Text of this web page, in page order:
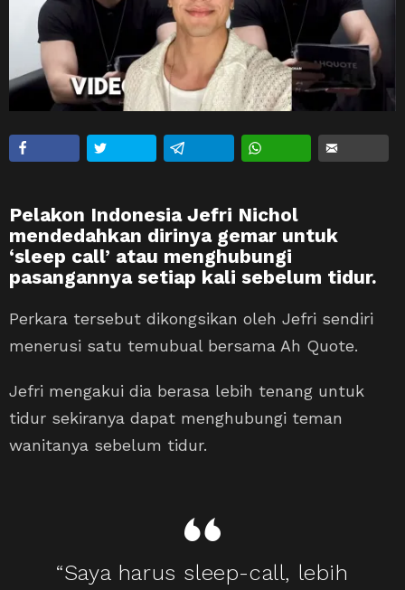
Pelakon Indonesia Jefri Nichol
mendedahkan dirinya gemar untuk
‘sleep call’ atau menghubungi
pasangannya setiap kali sebelum tidur.
Perkara tersebut dikongsikan oleh Jefri sendiri
menerusi satu temubual bersama Ah Quote.
Jefri mengakui dia berasa lebih tenang untuk
tidur sekiranya dapat menghubungi teman
wanitanya sebelum tidur.
“Saya harus sleep-call, lebih